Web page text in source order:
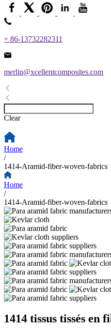
+ 86-13732282311
merlin@xcellentcomposites.com
Clear
Home
/
1414-Aramid-fiber-woven-fabrics
Home
/
1414-Aramid-fiber-woven-fabrics
1414 tissus tissés en